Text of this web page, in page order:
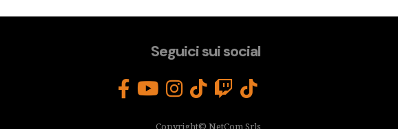
Seguici sui social
Copyright© NetCom Srls